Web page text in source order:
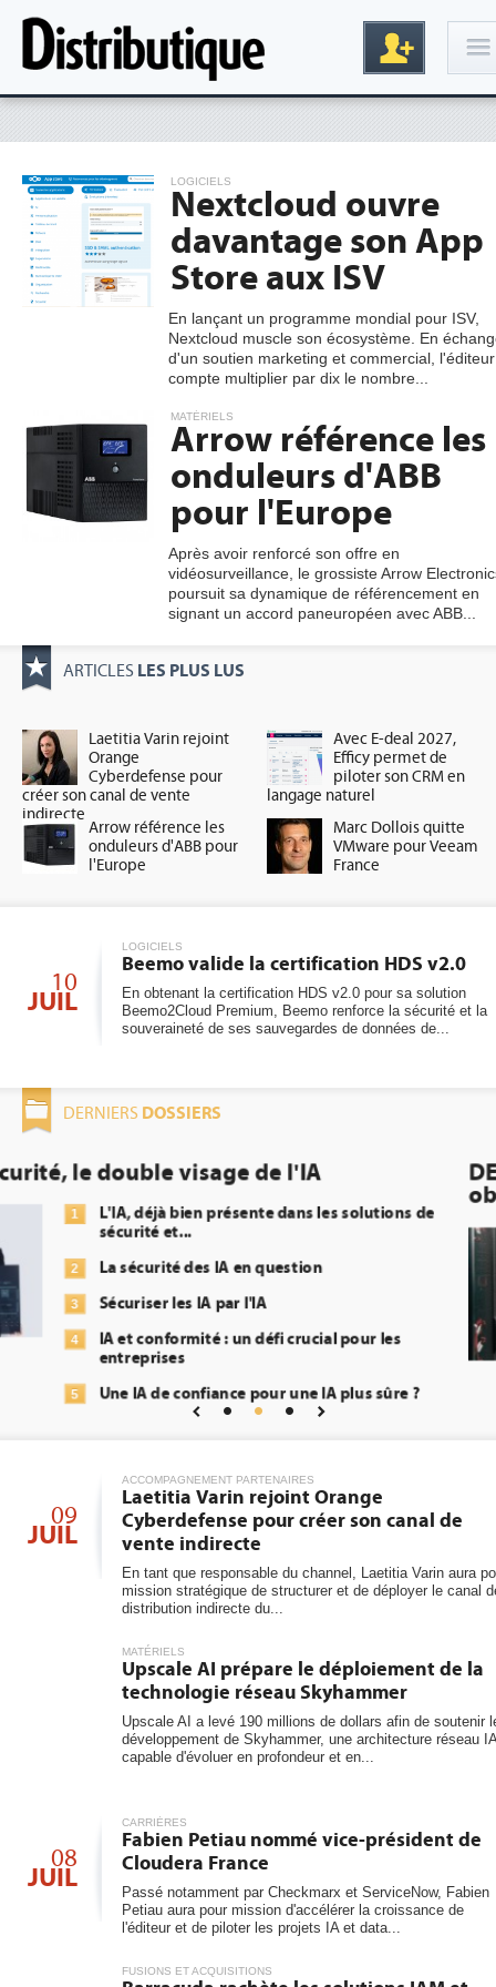
Inscription
gratuite
LOGICIELS
Nextcloud ouvre
davantage son App
Store aux ISV
En lançant un programme mondial pour ISV,
Nextcloud muscle son écosystème. En
d'un soutien marketing et commercial, l'éditeur
compte multiplier par dix le nombre...
MATÉRIELS
Arrow référence les
onduleurs d'ABB
pour l'Europe
Après avoir renforcé son offre en
vidéosurveillance, le grossiste Arrow
poursuit sa dynamique de référencement en
signant un accord paneuropéen avec ABB...
ARTICLES LES PLUS LUS
Laetitia Varin rejoint
Orange
Cyberdefense pour
créer son canal de vente
indirecte
Avec E-deal 2027,
Efficy permet de
piloter son CRM en
langage naturel
Arrow référence les
onduleurs d'ABB pour
l'Europe
Marc Dollois quitte
VMware pour Veeam
France
10
JUIL
LOGICIELS
Beemo valide la certification HDS v2.0
En obtenant la certification HDS v2.0 pour sa solution
Beemo2Cloud Premium, Beemo renforce la sécurité et la
souveraineté de ses sauvegardes de données de...
DERNIERS DOSSIERS
DEE: l'efficacité énergétique bientôt une
obligation pour les datacenters
1
Qu'est-ce que la DEE (directive
DEE, une pression administrative pour
transformer...
3
Un outillage et des services déjà en
4 Phocea DC dans les cordes pour la DEE
6
Trimestriels IBM : L'activité logicielle
les...
09
JUIL
ACCOMPAGNEMENT PARTENAIRES
Laetitia Varin rejoint Orange
Cyberdefense pour créer son canal de
vente indirecte
En tant que responsable du channel, Laetitia Varin aura
mission stratégique de structurer et de déployer le canal
distribution indirecte du...
MATÉRIELS
Upscale AI prépare le déploiement de la
technologie réseau Skyhammer
Upscale AI a levé 190 millions de dollars afin de soutenir
développement de Skyhammer, une architecture réseau IA
capable d'évoluer en profondeur et en...
08
JUIL
CARRIÈRES
Fabien Petiau nommé vice-président de
Cloudera France
Passé notamment par Checkmarx et ServiceNow, Fabien
Petiau aura pour mission d'accélérer la croissance de
l'éditeur et de piloter les projets IA et data...
FUSIONS ET ACQUISITIONS